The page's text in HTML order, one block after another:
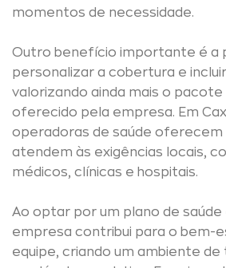
momentos de necessidade.
Outro benefício importante é a
personalizar a cobertura e
valorizando ainda mais o
oferecido pela empresa. Em
operadoras de saúde oferecem
atendem às exigências locais,
médicos, clínicas e hospitais.
Ao optar por um plano de saúde
empresa contribui para o bem-
equipe, criando um ambiente de